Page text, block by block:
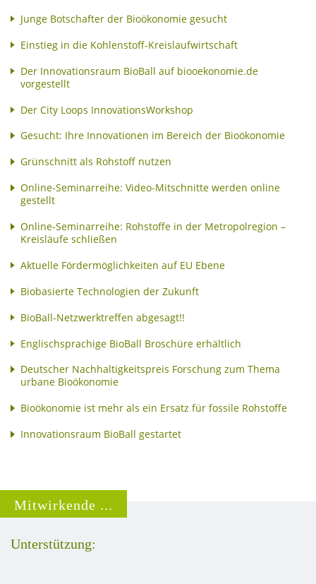
Junge Botschafter der Bioökonomie gesucht
Einstieg in die Kohlenstoff-Kreislaufwirtschaft
Der Innovationsraum BioBall auf biooekonomie.de
vorgestellt
Der City Loops InnovationsWorkshop
Gesucht: Ihre Innovationen im Bereich der Bioökonomie
Grünschnitt als Rohstoff nutzen
Online-Seminarreihe: Video-Mitschnitte werden online
gestellt
Online-Seminarreihe: Rohstoffe in der Metropolregion –
Kreisläufe schließen
Aktuelle Fördermöglichkeiten auf EU Ebene
Biobasierte Technologien der Zukunft
BioBall-Netzwerktreffen abgesagt!!
Englischsprachige BioBall Broschüre erhältlich
Deutscher Nachhaltigkeitspreis Forschung zum Thema
urbane Bioökonomie
Bioökonomie ist mehr als ein Ersatz für fossile Rohstoffe
Innovationsraum BioBall gestartet
Mitwirkende ...
Unterstützung: